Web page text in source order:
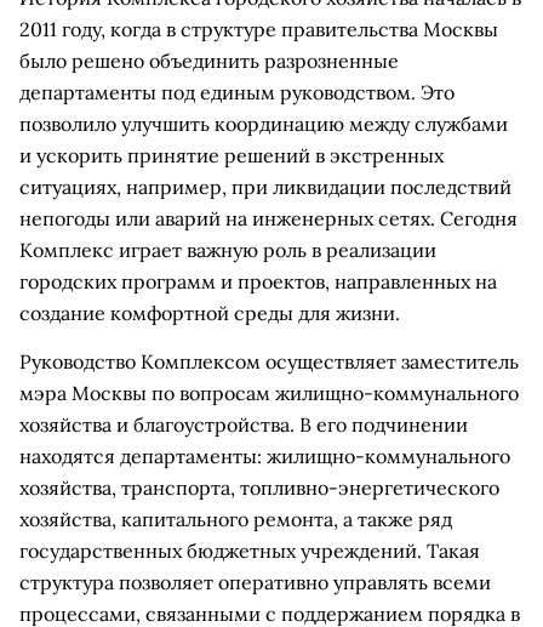
2011 году, когда в структуре правительства Москвы
было решено объединить разрозненные
департаменты под единым руководством. Это
позволило улучшить координацию между службами
и ускорить принятие решений в экстренных
ситуациях, например, при ликвидации последствий
непогоды или аварий на инженерных сетях. Сегодня
Комплекс играет важную роль в реализации
городских программ и проектов, направленных на
создание комфортной среды для жизни.
Руководство Комплексом осуществляет заместитель
мэра Москвы по вопросам жилищно-коммунального
хозяйства и благоустройства. В его подчинении
находятся департаменты: жилищно-коммунального
хозяйства, транспорта, топливно-энергетического
хозяйства, капитального ремонта, а также ряд
государственных бюджетных учреждений. Такая
структура позволяет оперативно управлять всеми
процессами, связанными с поддержанием порядка в